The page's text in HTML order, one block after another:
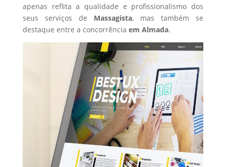
apenas reflita a qualidade e profissionalismo dos
seus serviços de Massagista, mas também se
destaque entre a concorrência em Almada.